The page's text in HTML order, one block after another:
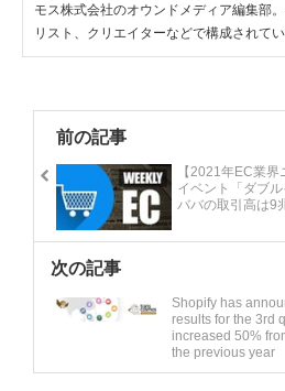
モス株式会社のオウンドメディア編集部
リスト、クリエイターなどで構成されてい
前の記事
【2021年EC業
イベント「ダブ
ババの取引高は
次の記事
Shopify has
results for the 3rd
increased 50%
the previous year